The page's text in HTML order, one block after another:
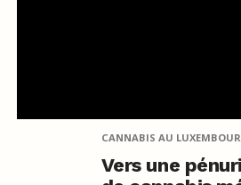
CANNABIS AU
Vers une